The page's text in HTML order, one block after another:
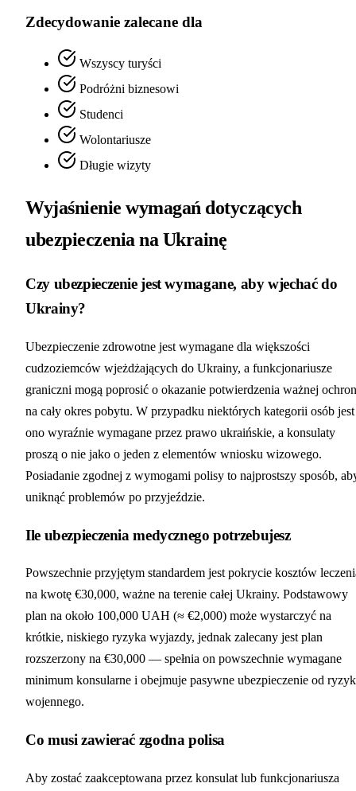
Zdecydowanie zalecane dla
Wszyscy turyści
Podróżni biznesowi
Studenci
Wolontariusze
Długie wizyty
Wyjaśnienie wymagań dotyczących
ubezpieczenia na Ukrainę
Czy ubezpieczenie jest wymagane, aby wjechać do
Ukrainy?
Ubezpieczenie zdrowotne jest wymagane dla większości
cudzoziemców wjeżdżających do Ukrainy, a funkcjonariusze
graniczni mogą poprosić o okazanie potwierdzenia ważnej
na cały okres pobytu. W przypadku niektórych kategorii osób jest
ono wyraźnie wymagane przez prawo ukraińskie, a konsulaty
proszą o nie jako o jeden z elementów wniosku wizowego.
Posiadanie zgodnej z wymogami polisy to najprostszy sposób,
uniknąć problemów po przyjeździe.
Ile ubezpieczenia medycznego potrzebujesz
Powszechnie przyjętym standardem jest pokrycie kosztów
na kwotę €30,000, ważne na terenie całej Ukrainy. Podstawowy
plan na około 100,000 UAH (≈ €2,000) może wystarczyć na
krótkie, niskiego ryzyka wyjazdy, jednak zalecany jest plan
rozszerzony na €30,000 — spełnia on powszechnie wymagane
minimum konsularne i obejmuje pasywne ubezpieczenie od
wojennego.
Co musi zawierać zgodna polisa
Aby zostać zaakceptowana przez konsulat lub funkcjonariusza